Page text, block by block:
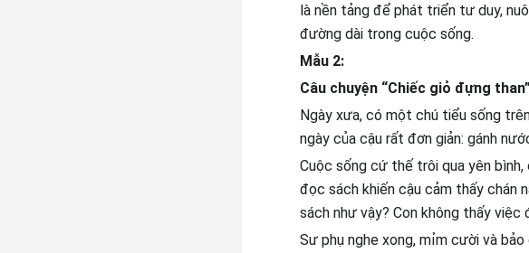
là nền tảng để phát triển tư duy,
đường dài trong cuộc sống.
Mẫu 2:
Câu chuyện “Chiếc giỏ đựng than”
Ngày xưa, có một chú tiểu sống
ngày của cậu rất đơn giản: gánh
Cuộc sống cứ thế trôi qua yên
đọc sách khiến cậu cảm thấy chán
sách như vậy? Con không thấy việc
Sư phụ nghe xong, mỉm cười và